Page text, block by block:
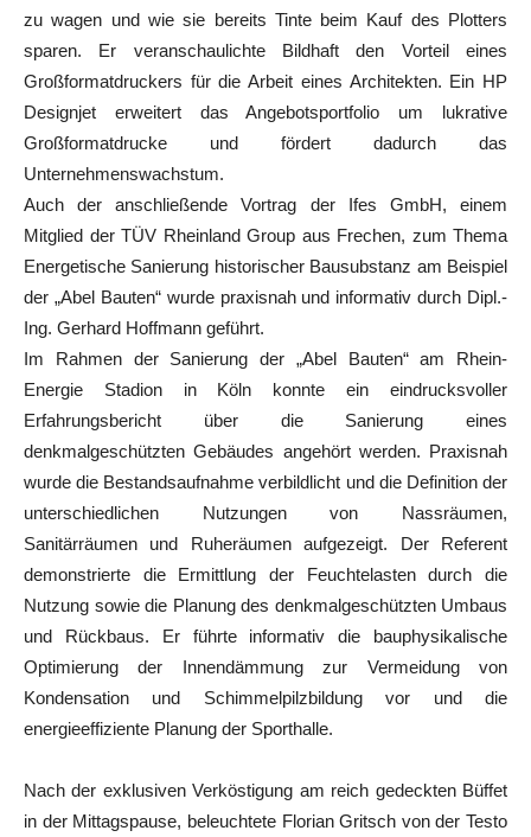
zu wagen und wie sie bereits Tinte beim Kauf des Plotters
sparen. Er veranschaulichte Bildhaft den Vorteil eines
Großformatdruckers für die Arbeit eines Architekten. Ein HP
Designjet erweitert das Angebotsportfolio um lukrative
Großformatdrucke und fördert dadurch das
Unternehmenswachstum.
Auch der anschließende Vortrag der Ifes GmbH, einem
Mitglied der TÜV Rheinland Group aus Frechen, zum Thema
Energetische Sanierung historischer Bausubstanz am Beispiel
der „Abel Bauten“ wurde praxisnah und informativ durch Dipl.-
Ing. Gerhard Hoffmann geführt.
Im Rahmen der Sanierung der „Abel Bauten“ am Rhein-
Energie Stadion in Köln konnte ein eindrucksvoller
Erfahrungsbericht über die Sanierung eines
denkmalgeschützten Gebäudes angehört werden. Praxisnah
wurde die Bestandsaufnahme verbildlicht und die Definition der
unterschiedlichen Nutzungen von Nassräumen,
Sanitärräumen und Ruheräumen aufgezeigt. Der Referent
demonstrierte die Ermittlung der Feuchtelasten durch die
Nutzung sowie die Planung des denkmalgeschützten Umbaus
und Rückbaus. Er führte informativ die bauphysikalische
Optimierung der Innendämmung zur Vermeidung von
Kondensation und Schimmelpilzbildung vor und die
energieeffiziente Planung der Sporthalle.
Nach der exklusiven Verköstigung am reich gedeckten Büffet
in der Mittagspause, beleuchtete Florian Gritsch von der Testo